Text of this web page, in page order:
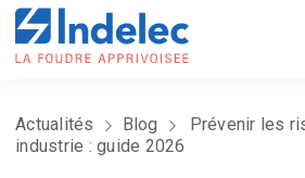
Actualités Blog
Prévenir les
industrie : guide 2026